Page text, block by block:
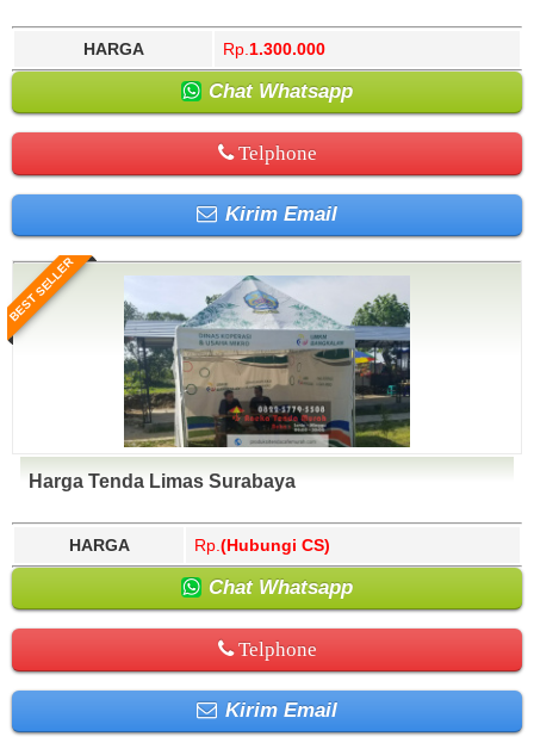
HARGA Rp. 1.300.000
Chat Whatsapp
Telphone
Kirim Email
BEST SELLER
Harga Tenda Limas Surabaya
HARGA Rp. (Hubungi CS)
Chat Whatsapp
Telphone
Kirim Email